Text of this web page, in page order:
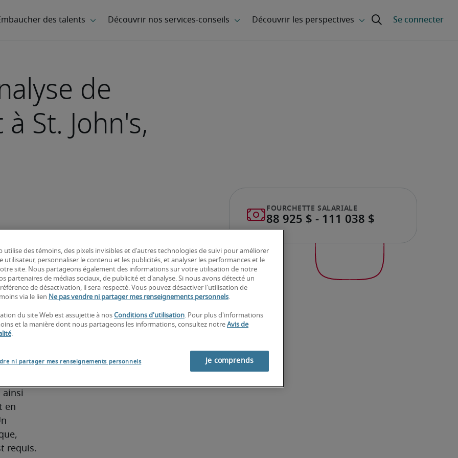
de
St. John's,
au
et
au
et en
et de
et
à
ainsi
en
requis.
utilise des témoins, des pixels invisibles et d'autres technologies de suivi pour améliorer
utilisateur, personnaliser le contenu et les publicités, et analyser les performances et le
site. Nous partageons également des informations sur votre utilisation de notre
partenaires de médias sociaux, de publicité et d'analyse. Si nous avons détecté un
de désactivation, il sera respecté. Vous pouvez désactiver l'utilisation de
via le lien Ne pas vendre ni partager mes renseignements personnels.
du site Web est assujettie à nos Conditions d'utilisation. Pour plus d'informations
et la manière dont nous partageons les informations, consultez notre Avis de
.
ni partager mes renseignements personnels Je comprends